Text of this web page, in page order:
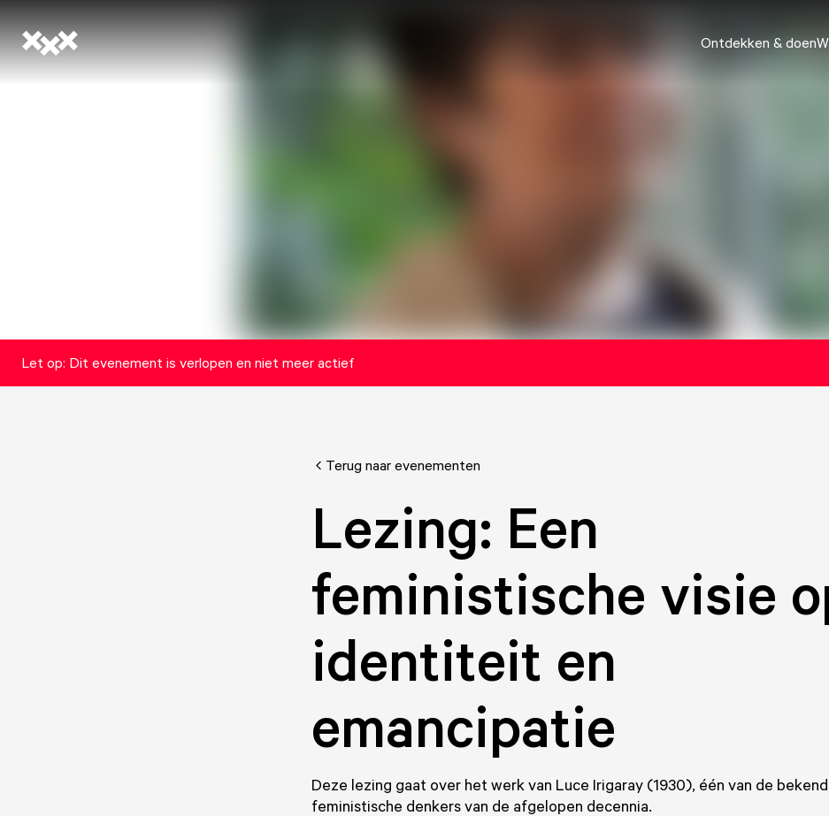
Ontdekken & doen
Let op: Dit evenement is verlopen en niet meer actief
Terug naar evenementen
Lezing: Een
feministische visie
identiteit en
emancipatie
Deze lezing gaat over het werk van Luce Irigaray (1930), één van de
feministische denkers van de afgelopen decennia.